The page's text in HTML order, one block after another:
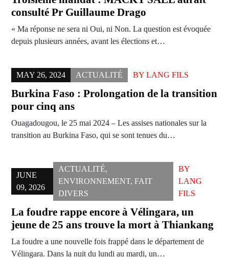
consulté Pr Guillaume Drago
« Ma réponse ne sera ni Oui, ni Non. La question est évoquée
depuis plusieurs années, avant les élections et…
MAY 26, 2024 ACTUALITÉ BY LANG FILS
Burkina Faso : Prolongation de la transition
pour cinq ans
Ouagadougou, le 25 mai 2024 – Les assises nationales sur la
transition au Burkina Faso, qui se sont tenues du…
JUNE
09, 2026
ACTUALITÉ,
ENVIRONNEMENT, FAIT
DIVERS
BY
LANG
FILS
La foudre rappe encore à Vélingara, un
jeune de 25 ans trouve la mort à Thiankang
La foudre a une nouvelle fois frappé dans le département de
Vélingara. Dans la nuit du lundi au mardi, un…